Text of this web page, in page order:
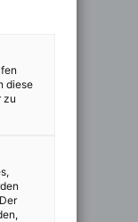
diese
zu